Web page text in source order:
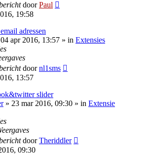
doorPaul
19:58
adressen
apr 2016, 13:57 » in Extensies
doornl1sms
13:57
slider
» 23 mar 2016, 09:30 » in Extensie
doorTheriddler
09:30